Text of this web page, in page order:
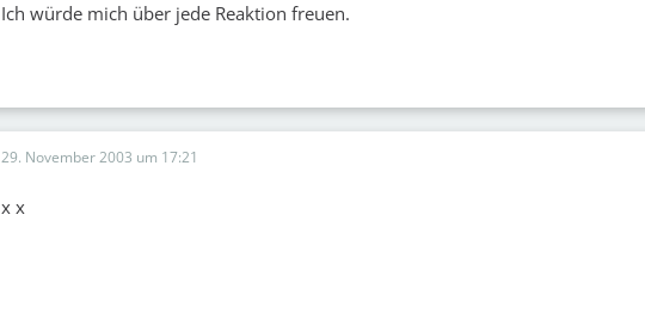
Ich würde mich über jede Reaktion freuen.
29. November 2003 um 17:21
x x